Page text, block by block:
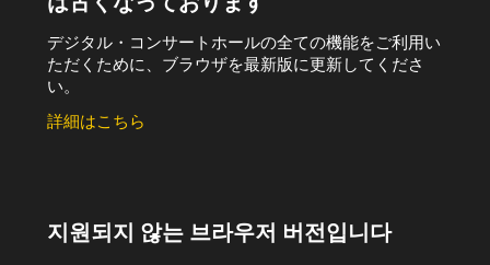
デジタル・コンサートホールの全ての機能をご利用い
ただくために、ブラウザを最新版に更新してくださ
い。
詳細はこちら
지원되지 않는 브라우저 버전입니다